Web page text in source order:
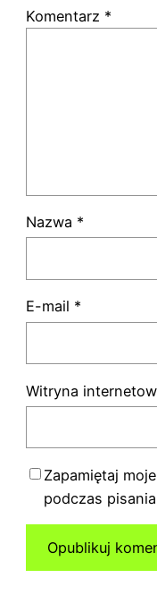
Komentarz *
Nazwa *
E-mail *
Witryna
Zapamiętaj
podczas